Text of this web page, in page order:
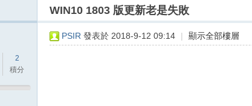
›
WIN10 1803 版更新老是失敗
2
積分
PSIR 發表於 2018-9-12 09:14 | 顯示全部樓層